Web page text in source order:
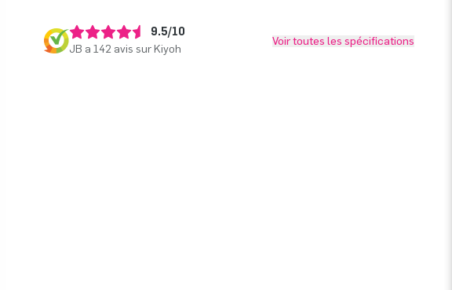
9.5/10
JB a 142 avis sur Kiyoh
Voir toutes les spécifications